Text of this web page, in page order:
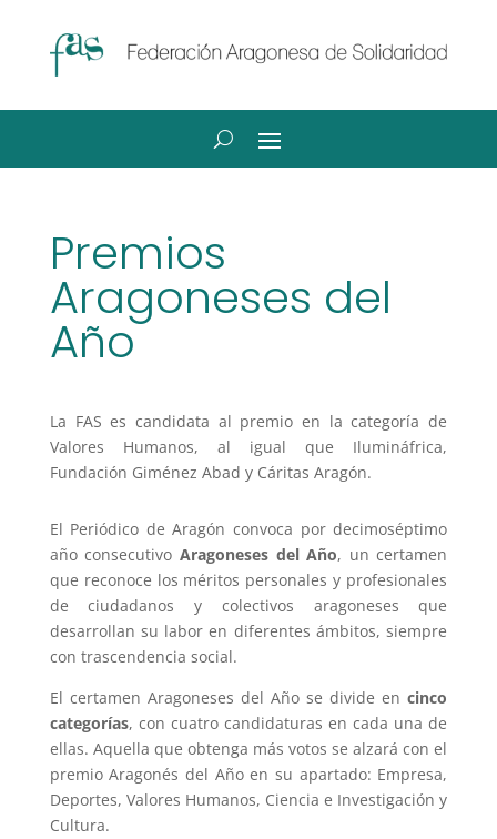
Premios
Aragoneses del
Año
La FAS es candidata al premio en la categoría de
Valores Humanos, al igual que Ilumináfrica,
Fundación Giménez Abad y Cáritas Aragón.
El Periódico de Aragón convoca por decimoséptimo
año consecutivo Aragoneses del Año, un certamen
que reconoce los méritos personales y profesionales
de ciudadanos y colectivos aragoneses que
desarrollan su labor en diferentes ámbitos, siempre
con trascendencia social.
El certamen Aragoneses del Año se divide encinco
categorías, con cuatro candidaturas en cada una de
ellas. Aquella que obtenga más votos se alzará con el
premio Aragonés del Año en su apartado: Empresa,
Deportes, Valores Humanos, Ciencia e Investigación y
Cultura.